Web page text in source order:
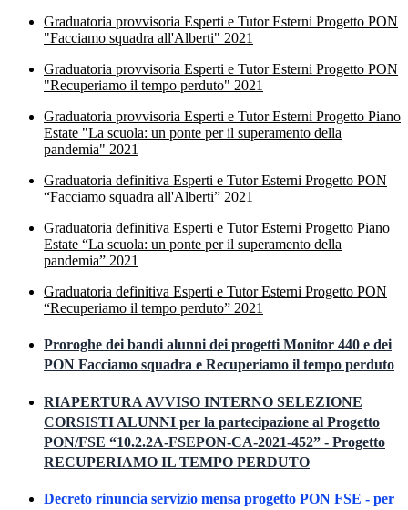
Graduatoria provvisoria Esperti e Tutor Esterni Progetto PON
"Facciamo squadra all'Alberti" 2021
Graduatoria provvisoria Esperti e Tutor Esterni Progetto PON
"Recuperiamo il tempo perduto" 2021
Graduatoria provvisoria Esperti e Tutor Esterni Progetto Piano
Estate "La scuola: un ponte per il superamento della
pandemia" 2021
Graduatoria definitiva Esperti e Tutor Esterni Progetto PON
“Facciamo squadra all'Alberti” 2021
Graduatoria definitiva Esperti e Tutor Esterni Progetto Piano
Estate “La scuola: un ponte per il superamento della
pandemia” 2021
Graduatoria definitiva Esperti e Tutor Esterni Progetto PON
“Recuperiamo il tempo perduto” 2021
Proroghe dei bandi alunni dei progetti Monitor 440 e dei
PON Facciamo squadra e Recuperiamo il tempo perduto
RIAPERTURA AVVISO INTERNO SELEZIONE
CORSISTI ALUNNI per la partecipazione al Progetto
PON/FSE “10.2.2A-FSEPON-CA-2021-452” - Progetto
RECUPERIAMO IL TEMPO PERDUTO
Decreto rinuncia servizio mensa progetto PON FSE - per